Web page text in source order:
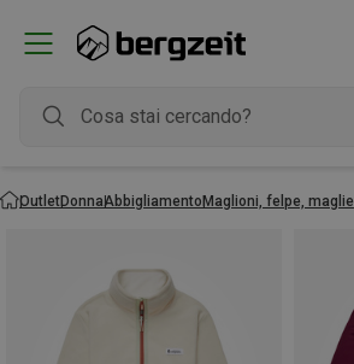
OutletDonnaAbbigliamentoMaglioni, felpe, maglie